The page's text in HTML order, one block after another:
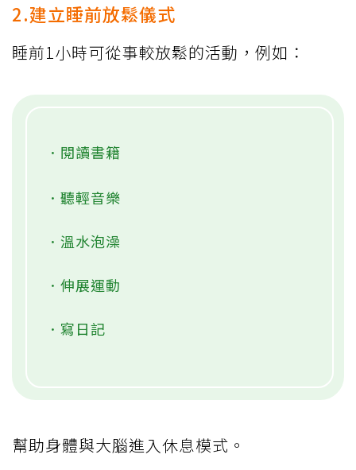
2.建立睡前放鬆儀式
睡前1小時可從事較放鬆的活動，例如：
．閱讀書籍
．聽輕音樂
．溫水泡澡
．伸展運動
．寫日記
幫助身體與大腦進入休息模式。